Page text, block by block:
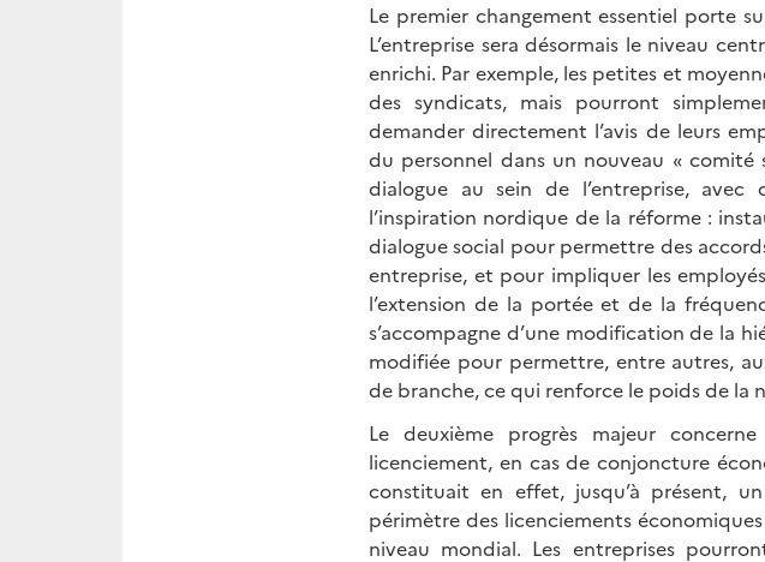
Le premier changement essentiel porte
L’entreprise sera désormais le niveau
enrichi. Par exemple, les petites et
des syndicats, mais pourront
demander directement l’avis de leurs
du personnel dans un nouveau «
dialogue au sein de l’entreprise,
l’inspiration nordique de la réforme :
dialogue social pour permettre des
entreprise, et pour impliquer les
l’extension de la portée et de la
s’accompagne d’une modification de la
modifiée pour permettre, entre autres,
de branche, ce qui renforce le poids de la
Le deuxième progrès majeur
licenciement, en cas de conjoncture
constituait en effet, jusqu’à présent,
périmètre des licenciements
niveau mondial. Les entreprises